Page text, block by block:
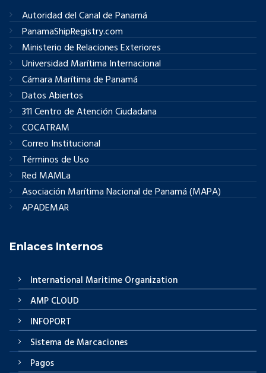
Autoridad del Canal de Panamá
PanamaShipRegistry.com
Ministerio de Relaciones Exteriores
Universidad Marítima Internacional
Cámara Marítima de Panamá
Datos Abiertos
311 Centro de Atención Ciudadana
COCATRAM
Correo Institucional
Términos de Uso
Red MAMLa
Asociación Marítima Nacional de Panamá (MAPA)
APADEMAR
Enlaces Internos
International Maritime Organization
AMP CLOUD
INFOPORT
Sistema de Marcaciones
Pagos